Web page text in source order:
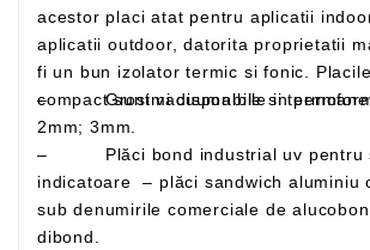
acestor placi atat pentru aplicatii
aplicatii outdoor, datorita proprietatii
fi un bun izolator termic si fonic. Placile din PVC
compact sunt
– Grosimi disponibile in
2mm; 3mm.
– Plăci bond industrial uv pentru semne si
indicatoare – plăci sandwich aluminiu cunoscute si
sub denumirile comerciale de alucobond, alubond
dibond.